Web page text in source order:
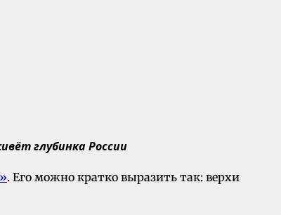
глубинка России
. Его можно кратко выразить так: верхи